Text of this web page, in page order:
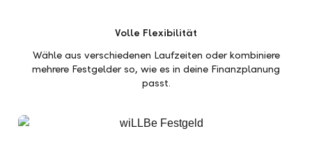
Volle Flexibilität
Wähle aus verschiedenen Laufzeiten oder kombiniere
mehrere Festgelder so, wie es in deine Finanzplanung
passt.